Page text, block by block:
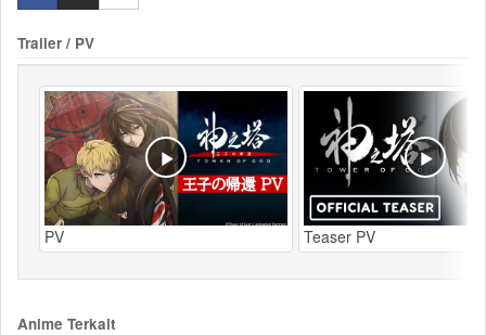
Trailer / PV
PV Teaser PV
Anime Terkait